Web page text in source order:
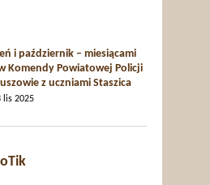
i październik – miesiącami
Komendy Powiatowej Policji
z uczniami Staszica
lis 2025